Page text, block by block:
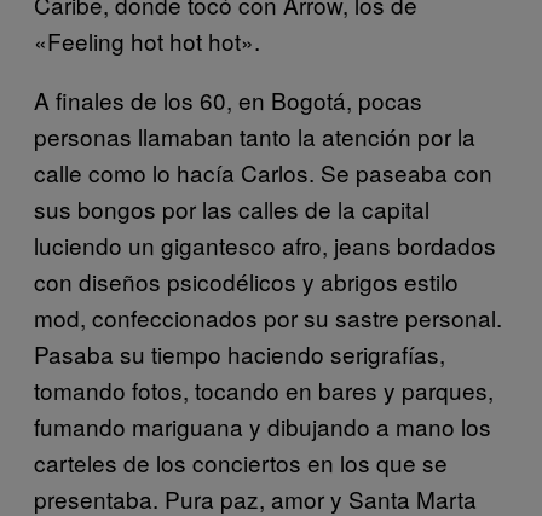
«Feeling hot hot hot».
A finales de los 60, en Bogotá, pocas
personas llamaban tanto la atención por la
calle como lo hacía Carlos. Se paseaba con
sus bongos por las calles de la capital
luciendo un gigantesco afro, jeans bordados
con diseños psicodélicos y abrigos estilo
mod, confeccionados por su sastre personal.
Pasaba su tiempo haciendo serigrafías,
tomando fotos, tocando en bares y parques,
fumando mariguana y dibujando a mano los
carteles de los conciertos en los que se
presentaba. Pura paz, amor y Santa Marta